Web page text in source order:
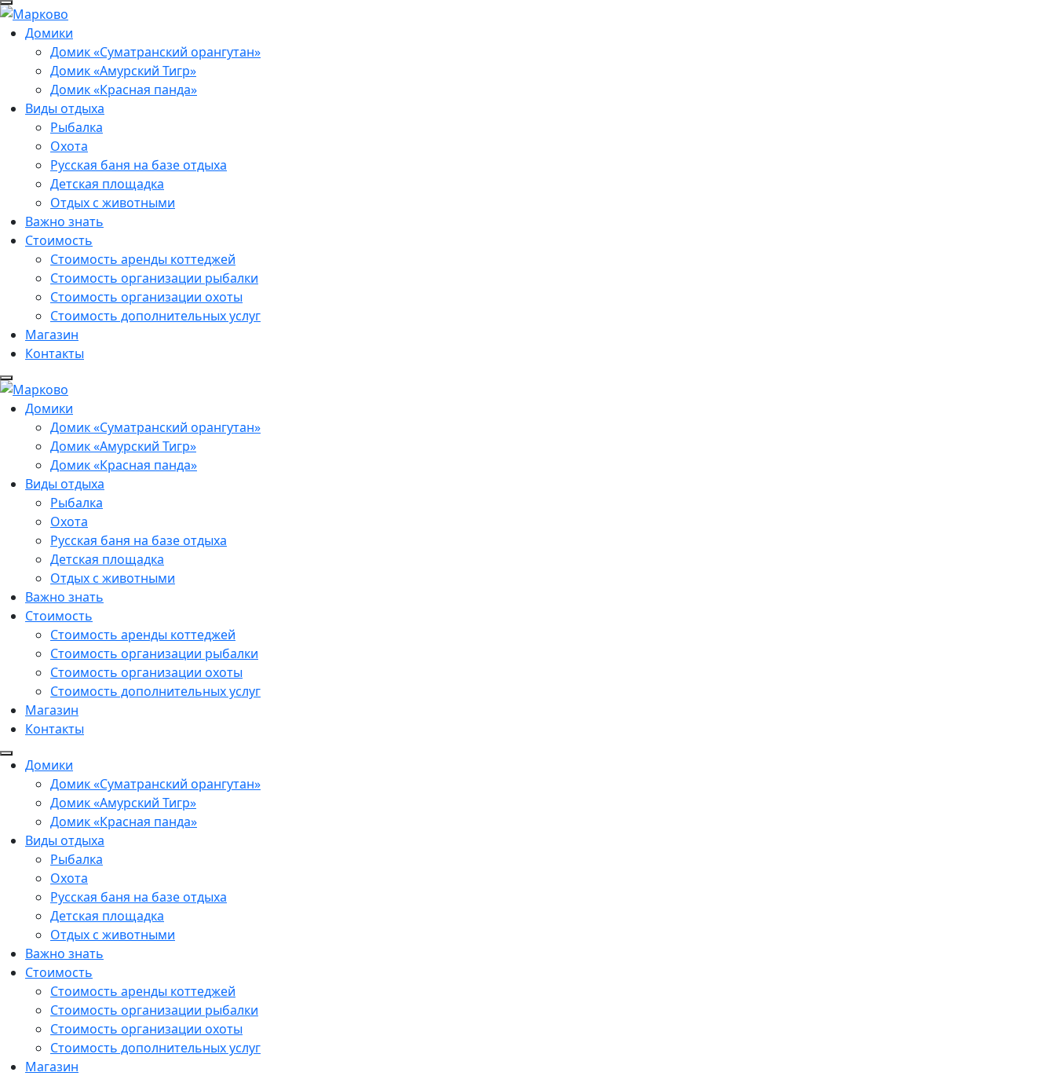
Домики
Домик «Суматранский орангутан»
Домик «Амурский Тигр»
Домик «Красная панда»
Виды отдыха
Рыбалка
Охота
Русская баня на базе отдыха
Детская площадка
Отдых с животными
Важно знать
Стоимость
Стоимость аренды коттеджей
Стоимость организации рыбалки
Стоимость организации охоты
Стоимость дополнительных услуг
Магазин
Контакты
Домики
Домик «Суматранский орангутан»
Домик «Амурский Тигр»
Домик «Красная панда»
Виды отдыха
Рыбалка
Охота
Русская баня на базе отдыха
Детская площадка
Отдых с животными
Важно знать
Стоимость
Стоимость аренды коттеджей
Стоимость организации рыбалки
Стоимость организации охоты
Стоимость дополнительных услуг
Магазин
Контакты
Домики
Домик «Суматранский орангутан»
Домик «Амурский Тигр»
Домик «Красная панда»
Виды отдыха
Рыбалка
Охота
Русская баня на базе отдыха
Детская площадка
Отдых с животными
Важно знать
Стоимость
Стоимость аренды коттеджей
Стоимость организации рыбалки
Стоимость организации охоты
Стоимость дополнительных услуг
Магазин